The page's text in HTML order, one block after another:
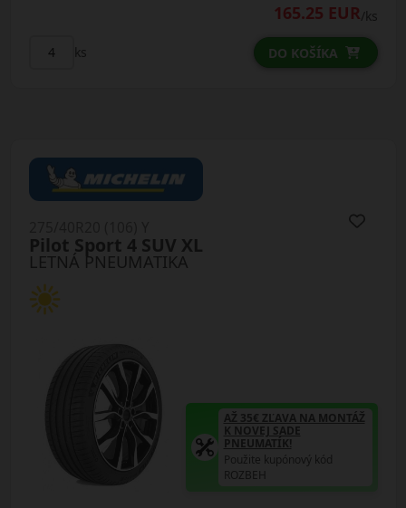
165.25 EUR/ks
ks DO KOŠÍKA
LETNÁ PNEUMATIKA
Pilot Sport 4 SUV XL
AŽ 35€ ZĽAVA NA MONTÁŽ
K NOVEJ SADE
PNEUMATÍK!
Použite kupónový kód
ROZBEH